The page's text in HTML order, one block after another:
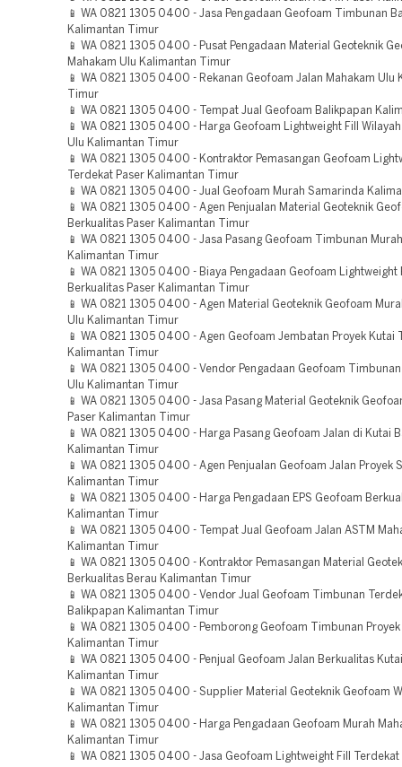
📱 WA 0821 1305 0400 - Jasa Pengadaan Geofoam Timbunan
Kalimantan Timur
📱 WA 0821 1305 0400 - Pusat Pengadaan Material Geoteknik
Mahakam Ulu Kalimantan Timur
📱 WA 0821 1305 0400 - Rekanan Geofoam Jalan Mahakam Ulu
Timur
📱 WA 0821 1305 0400 - Tempat Jual Geofoam Balikpapan
📱 WA 0821 1305 0400 - Harga Geofoam Lightweight Fill
Ulu Kalimantan Timur
📱 WA 0821 1305 0400 - Kontraktor Pemasangan Geofoam
Terdekat Paser Kalimantan Timur
📱 WA 0821 1305 0400 - Jual Geofoam Murah Samarinda
📱 WA 0821 1305 0400 - Agen Penjualan Material Geoteknik
Berkualitas Paser Kalimantan Timur
📱 WA 0821 1305 0400 - Jasa Pasang Geofoam Timbunan
Kalimantan Timur
📱 WA 0821 1305 0400 - Biaya Pengadaan Geofoam Lightweight
Berkualitas Paser Kalimantan Timur
📱 WA 0821 1305 0400 - Agen Material Geoteknik Geofoam
Ulu Kalimantan Timur
📱 WA 0821 1305 0400 - Agen Geofoam Jembatan Proyek Kutai
Kalimantan Timur
📱 WA 0821 1305 0400 - Vendor Pengadaan Geofoam
Ulu Kalimantan Timur
📱 WA 0821 1305 0400 - Jasa Pasang Material Geoteknik
Paser Kalimantan Timur
📱 WA 0821 1305 0400 - Harga Pasang Geofoam Jalan di Kutai
Kalimantan Timur
📱 WA 0821 1305 0400 - Agen Penjualan Geofoam Jalan Proyek
Kalimantan Timur
📱 WA 0821 1305 0400 - Harga Pengadaan EPS Geofoam
Kalimantan Timur
📱 WA 0821 1305 0400 - Tempat Jual Geofoam Jalan ASTM
Kalimantan Timur
📱 WA 0821 1305 0400 - Kontraktor Pemasangan Material
Berkualitas Berau Kalimantan Timur
📱 WA 0821 1305 0400 - Vendor Jual Geofoam Timbunan
Balikpapan Kalimantan Timur
📱 WA 0821 1305 0400 - Pemborong Geofoam Timbunan
Kalimantan Timur
📱 WA 0821 1305 0400 - Penjual Geofoam Jalan Berkualitas
Kalimantan Timur
📱 WA 0821 1305 0400 - Supplier Material Geoteknik Geofoam
Kalimantan Timur
📱 WA 0821 1305 0400 - Harga Pengadaan Geofoam Murah
Kalimantan Timur
📱 WA 0821 1305 0400 - Jasa Geofoam Lightweight Fill Terdekat